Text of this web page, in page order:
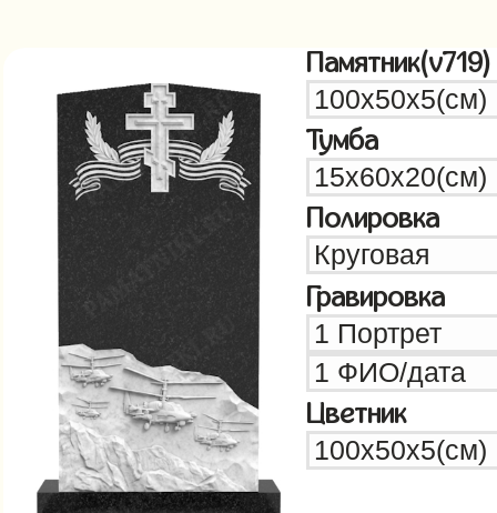
Памятник(v719)
Тумба
Полировка
Гравировка
Цветник